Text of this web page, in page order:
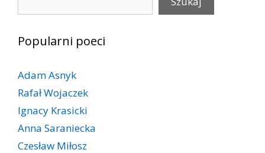
Popularni poeci
Adam Asnyk
Rafał Wojaczek
Ignacy Krasicki
Anna Saraniecka
Czesław Miłosz